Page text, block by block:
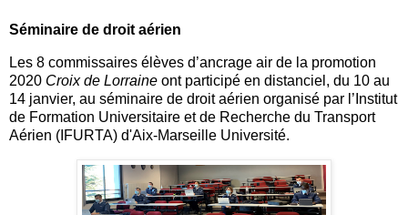
Séminaire de droit aérien
Les 8 commissaires élèves d’ancrage air de la promotion
2020 Croix de Lorraine ont participé en distanciel, du 10 au
14 janvier, au séminaire de droit aérien organisé par l’Institut
de Formation Universitaire et de Recherche du Transport
Aérien (IFURTA) d'Aix-Marseille Université.